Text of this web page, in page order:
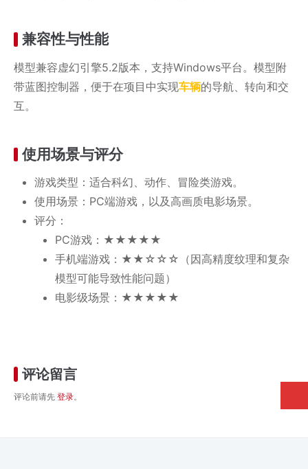
兼容性与性能
模型兼容虚幻引擎5.2版本，支持Windows平台。模型附
带蓝图控制器，便于在项目中实现车辆的导航、转向和交
互。
使用场景与评分
游戏类型：适合科幻、动作、冒险类游戏。
使用场景：PC端游戏，以及高画质电影场景。
评分：
PC游戏：★★★★★
手机端游戏：★★☆☆☆（因高精度纹理和复杂
模型可能导致性能问题）
电影级场景：★★★★★
评论留言
评论前请先 登录。